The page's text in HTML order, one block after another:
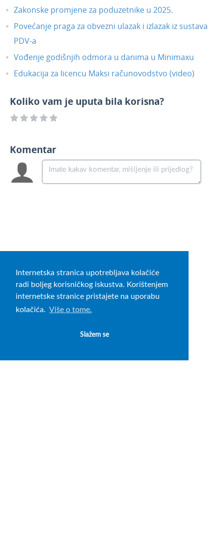
Internetska stranica upotrebljava kolačiće
radi boljeg korisničkog iskustva. Korištenjem
internetske stranice pristajete na uporabu
kolačića. Više o tome.
Slažem se
Zakonske promjene za poduzetnike u 2025.
Povećanje praga za obvezni ulazak i izlazak iz sustava
PDV-a
Vođenje godišnjih odmora u danima u Minimaxu
Edukacija za licencu Maksi računovodstvo (video)
Koliko vam je uputa bila korisna?
Komentar